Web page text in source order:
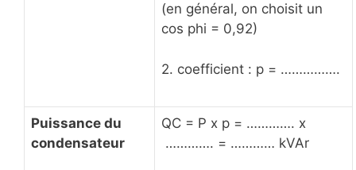
(en général, on choisit un
cos phi = 0,92)
2. coefficient : p = …………….
Puissance du
condensateur
QC = P x p = …………. x
…………. = ………… kVAr